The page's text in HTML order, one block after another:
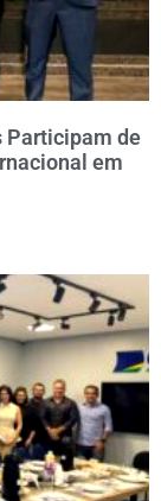
Participam de
em